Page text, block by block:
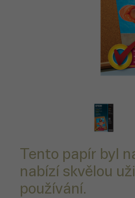
Tento papír byl
nabízí skvělou
používání.